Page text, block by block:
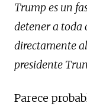
Trump es un
detener a toda
directamente
presidente
Parece